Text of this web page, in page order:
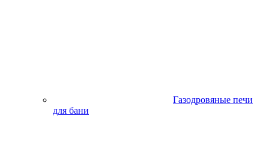
Газодровяные печи
для бани